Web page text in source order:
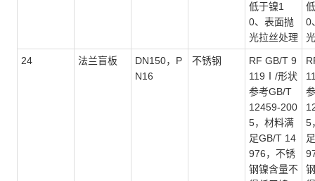
低于镍1
0、表面抛
光拉丝处理
0
24 法兰盲板
DN150，P
N16
不锈钢
RF GB/T 9
119Ⅰ/形状
参考GB/T
12459-200
5，材料满
足GB/T 14
976，不锈
钢镍含量不
5